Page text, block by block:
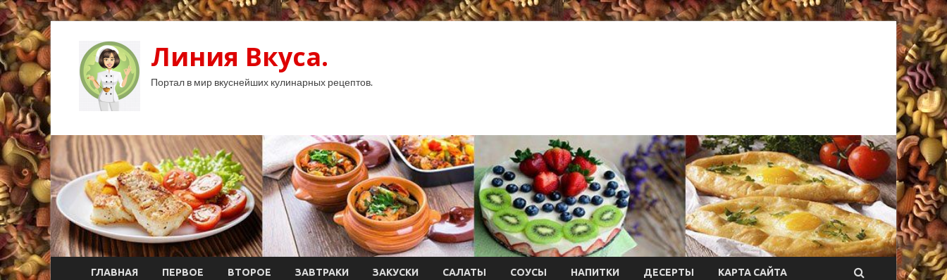
Линия Вкуса.
Портал в мир вкуснейших кулинарных рецептов.
ГЛАВНАЯ ПЕРВОЕ ВТОРОЕ ЗАВТРАКИ ЗАКУСКИ САЛАТЫ СОУСЫ НАПИТКИ ДЕСЕРТЫ КАРТА САЙТА